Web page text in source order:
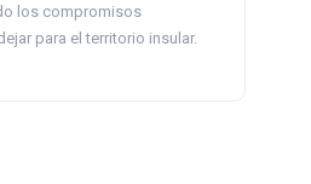
los compromisos
para el territorio insular.